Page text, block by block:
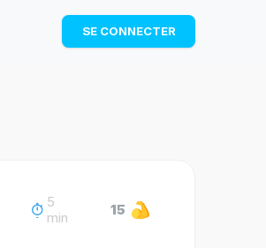
TÉLÉCHARGER
SE CONNECTER
5
min
15